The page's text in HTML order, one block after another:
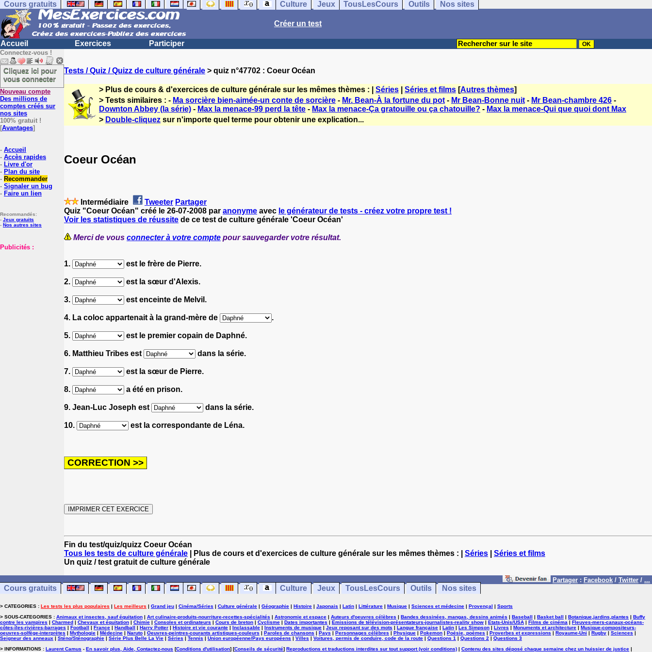
Cours gratuits Culture Jeux TousLesCours Outils Nos sites
Créer un test
Accueil Exercices Participer
Connectez-vous !
Cliquez ici pour
vous connecter
Nouveau compte
Des millions de
comptes créés sur
nos sites
100% gratuit !
[Avantages]
- Accueil
- Accès rapides
- Livre d'or
- Plan du site
- Recommander
- Signaler un bug
- Faire un lien
Recommandés:
- Jeux gratuits
- Nos autres sites
Publicités :
Tests / Quiz / Quizz de culture générale > quiz n°47702 : Coeur Océan
> Plus de cours & d'exercices de culture générale sur les mêmes thèmes : | Séries Séries et films [Autres thèmes]
> Tests similaires : - Ma sorcière bien-aimée-un conte de sorcière - Mr. Bean-À la fortune du pot - Mr Bean-Bonne nuit - Mr Bean-chambre 426 -
Downton Abbey (la série) - Max la menace-99 perd la tête - Max la menace-Ça gratouille ou ça chatouille? - Max la menace-Qui que quoi dont Max
> Double-cliquez sur n'importe quel terme pour obtenir une explication...
Coeur Océan
Intermédiaire Tweeter Partager
Quiz "Coeur Océan" créé le 26-07-2008 par anonyme avec le générateur de tests - créez votre propre test !
Voir les statistiques de réussite de ce test de culture générale 'Coeur Océan'
Merci de vous connecter à votre compte pour sauvegarder votre résultat.
1. est le frère de Pierre.
2. est la sœur d'Alexis.
3. est enceinte de Melvil.
4. La coloc appartenait à la grand-mère de .
5. est le premier copain de Daphné.
6. Matthieu Tribes est dans la série.
7. est la sœur de Pierre.
8. a été en prison.
9. Jean-Luc Joseph est dans la série.
10. est la correspondante de Léna.
Fin du test/quiz/quizz Coeur Océan
Tous les tests de culture générale | Plus de cours et d'exercices de culture générale sur les mêmes thèmes : | Séries
Séries et films
Un quiz / test gratuit de culture générale
Partager : Facebook / Twitter / ...
Cours gratuits Culture Jeux TousLesCours Outils Nos sites
> CATEGORIES : Les tests les plus populaires | Les meilleurs | Grand jeu | Cinéma/Séries | Culture générale | Géographie | Histoire | Japonais | Latin | Littérature | Musique | Sciences et médecine | Provençal | Sports
> SOUS-CATEGORIES : Animaux et insectes, sauf équitation | Art culinaire-produits-nourriture-recettes-spécialités | Astronomie et espace | Auteurs d'oeuvres célèbres | Bandes dessinées, mangas, dessins animés | Baseball | Basket ball | Botanique,jardins,plantes | Buffy
contre les vampires | Charmed | Chevaux et équitation | Chimie | Consoles et ordinateurs | Cours de breton | Cyclisme | Dates importantes | Emissions de télévision-présentateurs-journalistes-reality show | Etats-Unis/USA | Films de cinéma | Fleuves-mers-canaux-océans-
côtes-îles-rivières-barrages | Football | France | Handball | Harry Potter | Histoire et vie courante | Inclassable | Instruments de musique | Jeux reposant sur des mots | Langue française | Latin | Les Simpson | Livres | Monuments et architecture | Musique-compositeurs-
oeuvres-solfège-interprètes | Mythologie | Médecine | Naruto | Oeuvres-peintres-courants artistiques-couleurs | Paroles de chansons | Pays | Personnages célèbres | Physique | Pokemon | Poésie, poèmes | Proverbes et expressions | Royaume-Uni | Rugby | Sciences |
Seigneur des anneaux | Sténo/Sténographie | Série Plus Belle La Vie | Séries | Tennis | Union européenne/Pays européens | Villes | Voitures, permis de conduire, code de la route | Questions 1 | Questions 2 | Questions 3
> INFORMATIONS : Laurent Camus - En savoir plus, Aide, Contactez-nous [Conditions d'utilisation] [Conseils de sécurité] Reproductions et traductions interdites sur tout support (voir conditions) | Contenu des sites déposé chaque semaine chez un huissier de justice |